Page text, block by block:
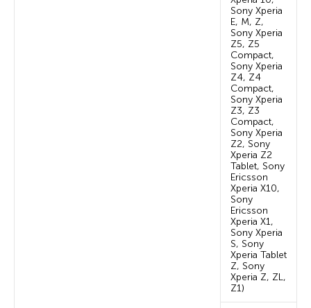
Sony Xperia
E, M, Z,
Sony Xperia
Z5, Z5
Compact,
Sony Xperia
Z4, Z4
Compact,
Sony Xperia
Z3, Z3
Compact,
Sony Xperia
Z2, Sony
Xperia Z2
Tablet, Sony
Ericsson
Xperia X10,
Sony
Ericsson
Xperia X1,
Sony Xperia
S, Sony
Xperia Tablet
Z, Sony
Xperia Z, ZL,
Z1)